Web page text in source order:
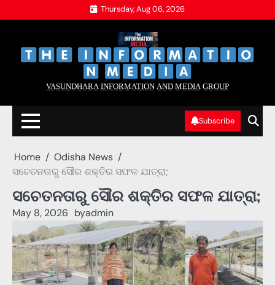
to
Thursday, Aug 06, 2026
V̲A̲S̲U̲N̲D̲H̲A̲R̲A̲ I̲N̲F̲O̲R̲M̲A̲T̲I̲O̲N̲ A̲N̲D̲ M̲E̲D̲I̲A̲ G̲R̲O̲U̲P̲
Subscribe
Home
Odisha News
ସଚେତନତାରୁ ସୌର ଶକ୍ତିର ସଫଳ ଯାତ୍ରା;
ସଚେତନତାରୁ ସୌର ଶକ୍ତିର ସଫଳ ଯାତ୍ରା;
May 8, 2026 byadmin